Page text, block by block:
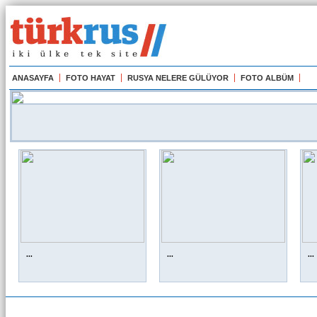
ANASAYFA FOTO HAYAT RUSYA NELERE GÜLÜYOR FOTO ALBÜM
... ... ...